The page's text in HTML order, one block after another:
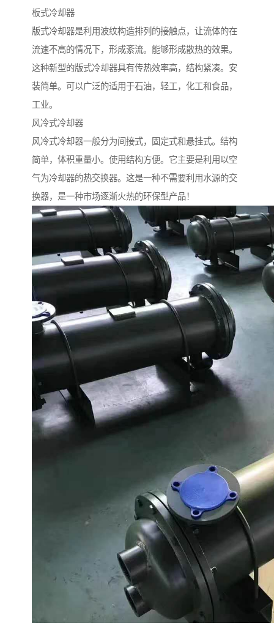
板式冷却器
版式冷却器是利用波纹构造排列的接触点，让流体的在
流速不高的情况下，形成紊流。能够形成散热的效果。
这种新型的版式冷却器具有传热效率高，结构紧凑。安
装简单。可以广泛的适用于石油，轻工，化工和食品，
工业。
风冷式冷却器
风冷式冷却器一般分为间接式，固定式和悬挂式。结构
简单，体积重量小。使用结构方便。它主要是利用以空
气为冷却器的热交换器。这是一种不需要利用水源的交
换器，是一种市场逐渐火热的环保型产品！